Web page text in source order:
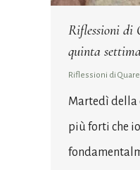
Riflessioni di
quinta
Riflessioni di
Martedì della
più forti che